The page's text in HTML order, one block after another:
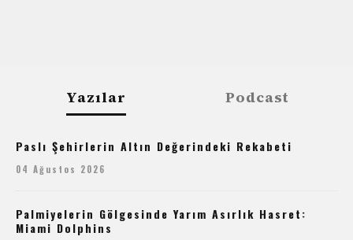
Yazılar Podcast
Paslı Şehirlerin Altın Değerindeki Rekabeti
04 Ağustos 2026
Palmiyelerin Gölgesinde Yarım Asırlık Hasret:
Miami Dolphins